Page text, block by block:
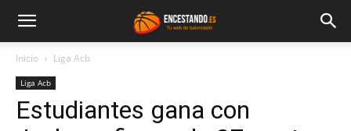
Inicio Liga Acb
Liga Acb
Estudiantes gana con